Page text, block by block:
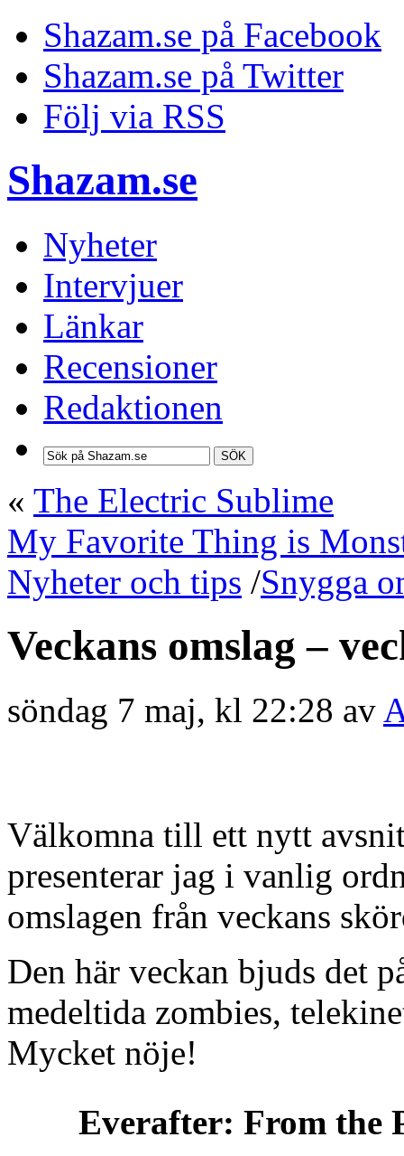
Shazam.se på Facebook
Shazam.se på Twitter
Följ via RSS
Shazam.se
Nyheter
Intervjuer
Länkar
Recensioner
Redaktionen
SÖK
« The Electric Sublime
My Favorite Thing is
Nyheter och tips /Snygga
Veckans omslag –
söndag 7 maj, kl 22:28 av
Välkomna till ett nytt
presenterar jag i vanlig
omslagen från veckans
Den här veckan bjuds det
medeltida zombies,
Mycket nöje!
Everafter: From the